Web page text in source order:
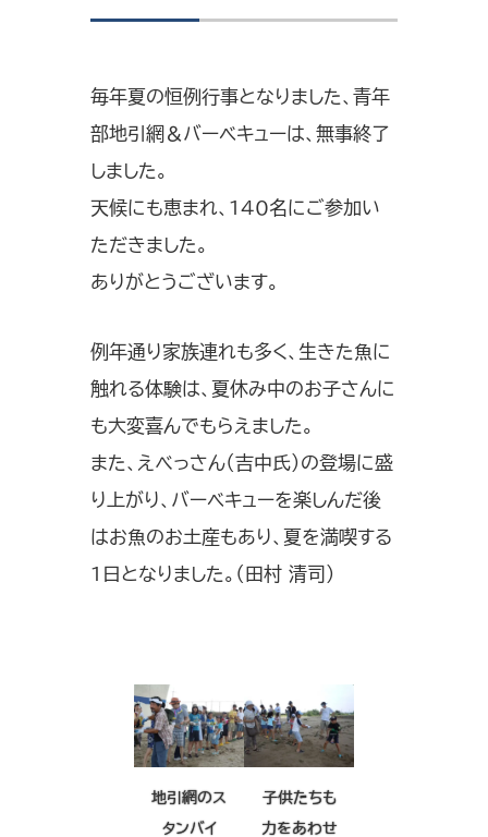
毎年夏の恒例行事となりました、青年
部地引網＆バーベキューは、無事終了
しました。
天候にも恵まれ、140名にご参加い
ただきました。
ありがとうございます。
例年通り家族連れも多く、生きた魚に
触れる体験は、夏休み中のお子さんに
も大変喜んでもらえました。
また、えべっさん（吉中氏）の登場に盛
り上がり、バーベキューを楽しんだ後
はお魚のお土産もあり、夏を満喫する
1日となりました。（田村 清司）
地引網のス
タンバイ
子供たちも
力をあわせ